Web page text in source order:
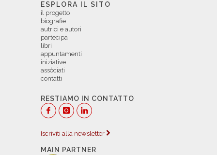
ESPLORA IL SITO
il progetto
biografie
autrici e autori
partecipa
libri
appuntamenti
iniziative
assòciati
contatti
RESTIAMO IN CONTATTO
Iscriviti alla newsletter
MAIN PARTNER